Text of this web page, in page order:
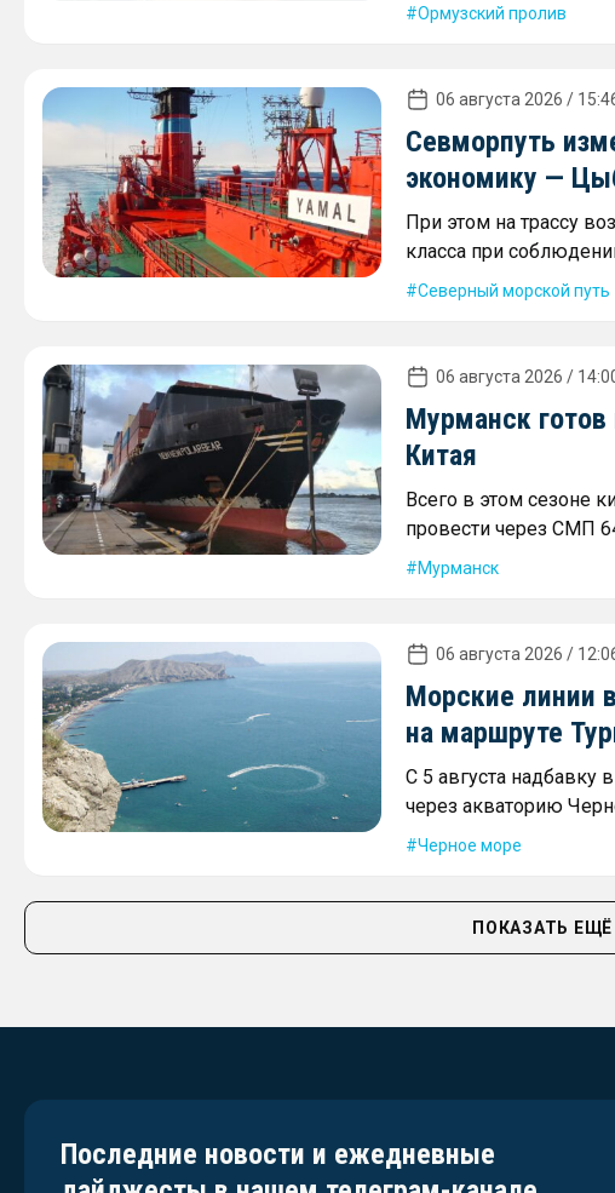
Ормузский пролив
06 августа 2026 /
Севморпуть
экономику —
При этом на трассу
класса при
Северный морской путь
06 августа 2026 /
Мурманск готов
Китая
Всего в этом сезоне
провести через СМП
Мурманск
06 августа 2026 /
Морские линии
на маршруте
С 5 августа надбавку
через акваторию
Черное море
ПОКАЗАТЬ ЕЩЁ
Последние новости и ежедневные